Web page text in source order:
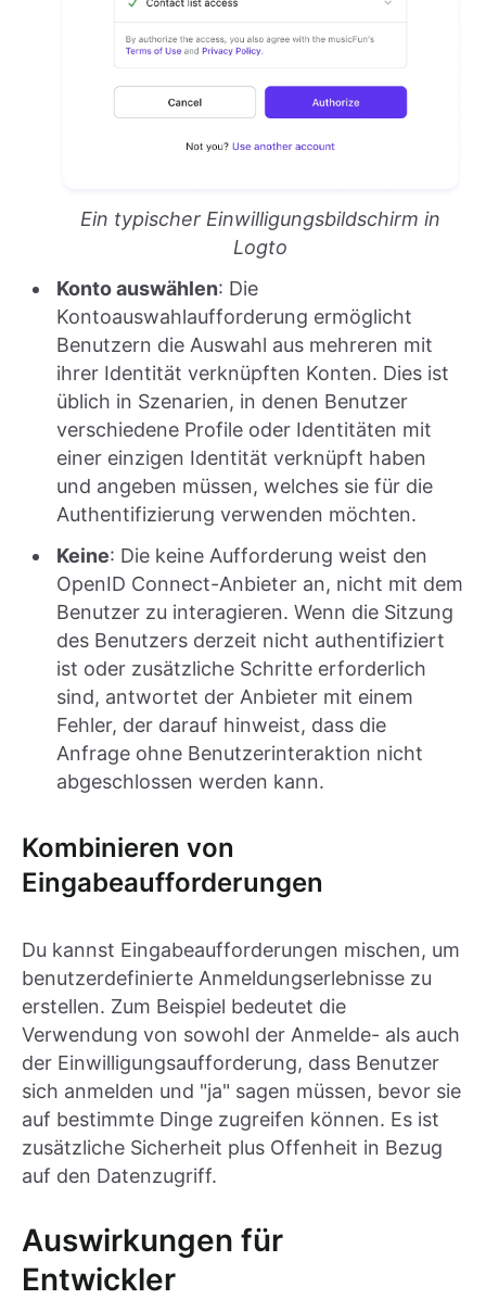
Ein typischer Einwilligungsbildschirm in
Logto
Konto auswählen: Die
Kontoauswahlaufforderung ermöglicht
Benutzern die Auswahl aus mehreren mit
ihrer Identität verknüpften Konten. Dies ist
üblich in Szenarien, in denen Benutzer
verschiedene Profile oder Identitäten mit
einer einzigen Identität verknüpft haben
und angeben müssen, welches sie für die
Authentifizierung verwenden möchten.
Keine: Die keine Aufforderung weist den
OpenID Connect-Anbieter an, nicht mit dem
Benutzer zu interagieren. Wenn die Sitzung
des Benutzers derzeit nicht authentifiziert
ist oder zusätzliche Schritte erforderlich
sind, antwortet der Anbieter mit einem
Fehler, der darauf hinweist, dass die
Anfrage ohne Benutzerinteraktion nicht
abgeschlossen werden kann.
Kombinieren von
Eingabeaufforderungen
Du kannst Eingabeaufforderungen mischen, um
benutzerdefinierte Anmeldungserlebnisse zu
erstellen. Zum Beispiel bedeutet die
Verwendung von sowohl der Anmelde- als auch
der Einwilligungsaufforderung, dass Benutzer
sich anmelden und "ja" sagen müssen, bevor sie
auf bestimmte Dinge zugreifen können. Es ist
zusätzliche Sicherheit plus Offenheit in Bezug
auf den Datenzugriff.
Auswirkungen für
Entwickler